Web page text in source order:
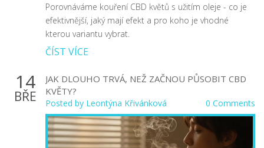
Porovnáváme kouření CBD květů s užitím oleje - co je
efektivnější, jaký mají efekt a pro koho je vhodné
kterou variantu vybrat.
ČÍST VÍCE
14
BŘE
JAK DLOUHO TRVÁ, NEŽ ZAČNOU PŮSOBIT CBD
KVĚTY?
Posted by Leontýna Křivánková 0 Comments